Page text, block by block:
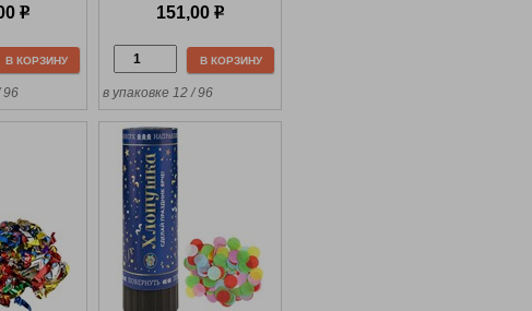
р
В КОРЗИНУ
96
бумажные151,00 р
В КОРЗИНУ
в упаковке 12 / 96